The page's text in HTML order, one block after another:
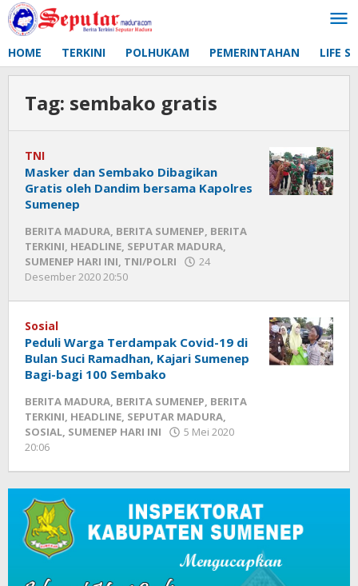
Lewati
ke
HOME TERKINI POLHUKAM PEMERINTAHAN LIFE
Tag: sembako gratis
TNI
Masker dan Sembako Dibagikan
Gratis oleh Dandim bersama Kapolres
Sumenep
BERITA MADURA, BERITA SUMENEP, BERITA
TERKINI, HEADLINE, SEPUTAR MADURA,
SUMENEP HARI INI, TNI/POLRI
24
Desember 2020 20:50
Sosial
Peduli Warga Terdampak Covid-19 di
Bulan Suci Ramadhan, Kajari Sumenep
Bagi-bagi 100 Sembako
BERITA MADURA, BERITA SUMENEP, BERITA
TERKINI, HEADLINE, SEPUTAR MADURA,
SOSIAL, SUMENEP HARI INI
5 Mei 2020
20:06